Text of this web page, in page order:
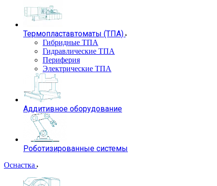
Термопластавтоматы (ТПА)
Гибридные ТПА
Гидравлические ТПА
Периферия
Электрические ТПА
Аддитивное оборудование
Роботизированные системы
Оснастка